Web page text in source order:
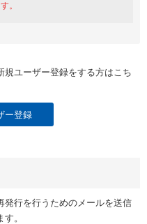
。
ユーザー登録をする方はこち
ー登録
発行を行うためのメールを送信
。